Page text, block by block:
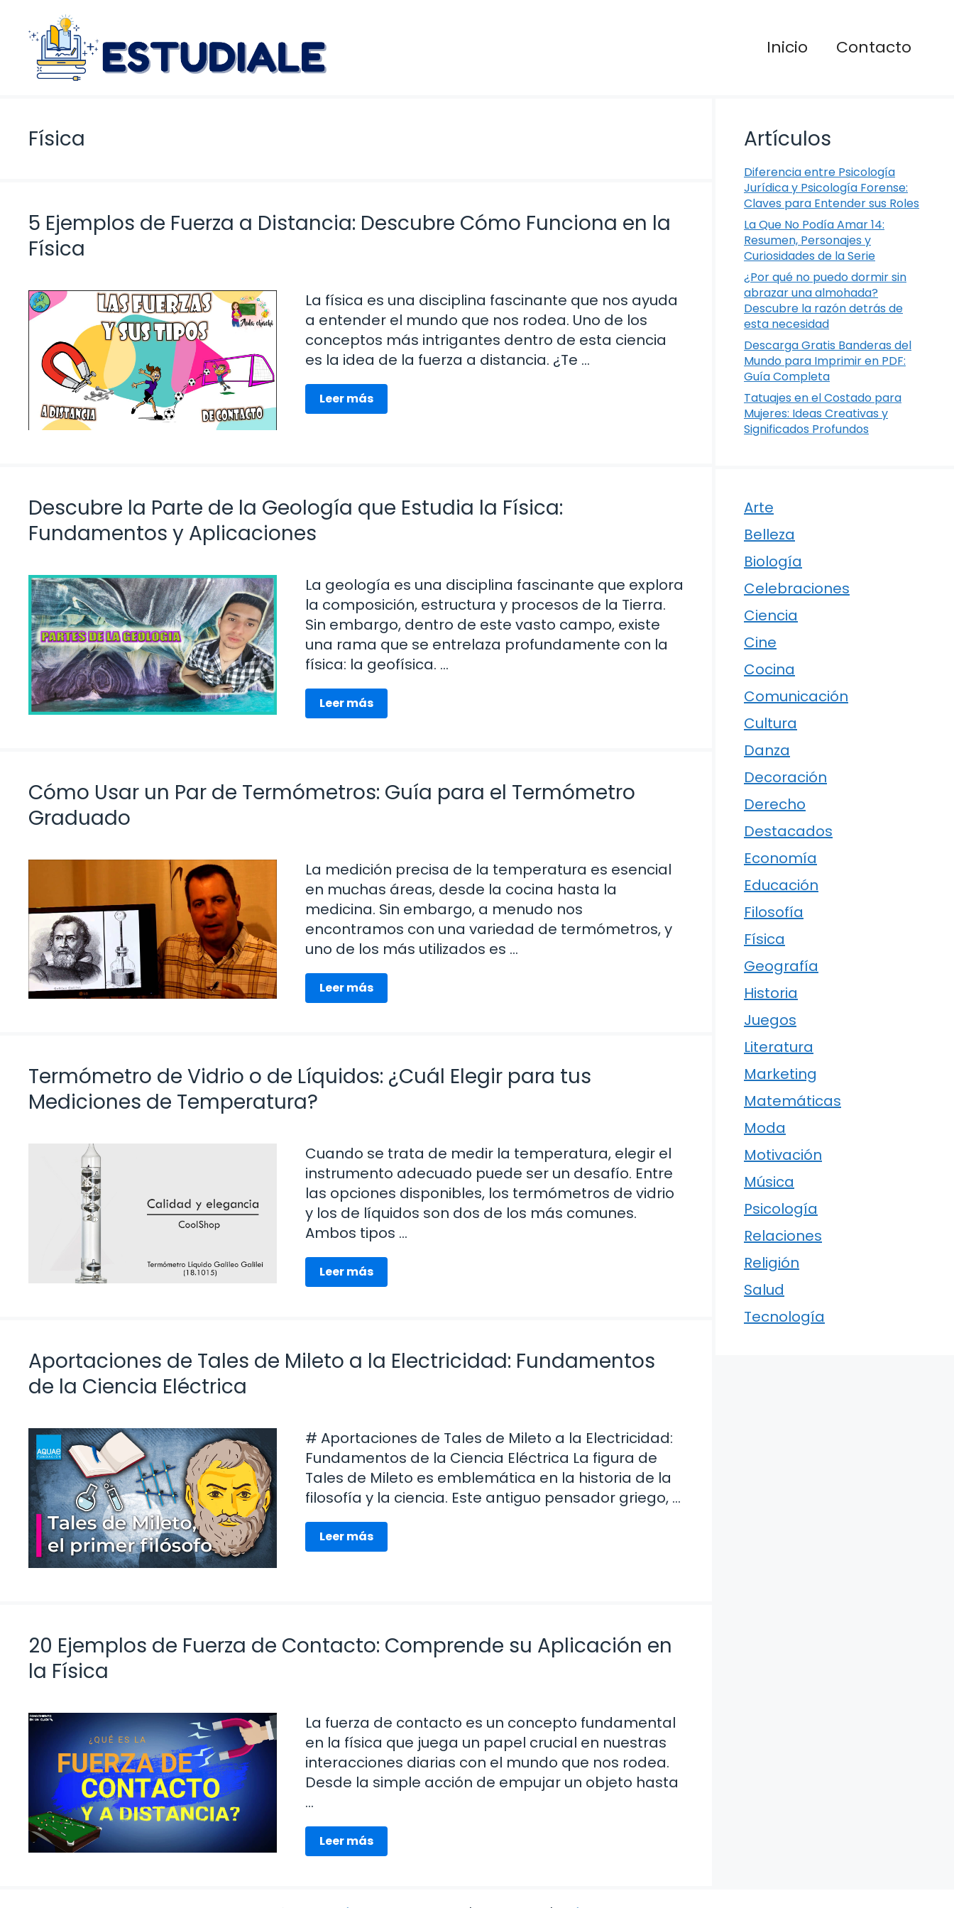
contenido
Inicio Contacto
Física
5 Ejemplos de Fuerza a Distancia: Descubre Cómo Funciona en la
Física
La física es una disciplina fascinante que nos ayuda
a entender el mundo que nos rodea. Uno de los
conceptos más intrigantes dentro de esta ciencia
es la idea de la fuerza a distancia. ¿Te …
Leer más
Descubre la Parte de la Geología que Estudia la Física:
Fundamentos y Aplicaciones
La geología es una disciplina fascinante que explora
la composición, estructura y procesos de la Tierra.
Sin embargo, dentro de este vasto campo, existe
una rama que se entrelaza profundamente con la
física: la geofísica. …
Leer más
Cómo Usar un Par de Termómetros: Guía para el Termómetro
Graduado
La medición precisa de la temperatura es esencial
en muchas áreas, desde la cocina hasta la
medicina. Sin embargo, a menudo nos
encontramos con una variedad de termómetros, y
uno de los más utilizados es …
Leer más
Termómetro de Vidrio o de Líquidos: ¿Cuál Elegir para tus
Mediciones de Temperatura?
Cuando se trata de medir la temperatura, elegir el
instrumento adecuado puede ser un desafío. Entre
las opciones disponibles, los termómetros de vidrio
y los de líquidos son dos de los más comunes.
Ambos tipos …
Leer más
Aportaciones de Tales de Mileto a la Electricidad: Fundamentos
de la Ciencia Eléctrica
# Aportaciones de Tales de Mileto a la Electricidad:
Fundamentos de la Ciencia Eléctrica La figura de
Tales de Mileto es emblemática en la historia de la
filosofía y la ciencia. Este antiguo pensador griego, …
Leer más
20 Ejemplos de Fuerza de Contacto: Comprende su Aplicación en
la Física
La fuerza de contacto es un concepto fundamental
en la física que juega un papel crucial en nuestras
interacciones diarias con el mundo que nos rodea.
Desde la simple acción de empujar un objeto hasta
…
Leer más
Artículos
Diferencia entre Psicología
Jurídica y Psicología Forense:
Claves para Entender sus Roles
La Que No Podía Amar 14:
Resumen, Personajes y
Curiosidades de la Serie
¿Por qué no puedo dormir sin
abrazar una almohada?
Descubre la razón detrás de
esta necesidad
Descarga Gratis Banderas del
Mundo para Imprimir en PDF:
Guía Completa
Tatuajes en el Costado para
Mujeres: Ideas Creativas y
Significados Profundos
Arte
Belleza
Biología
Celebraciones
Ciencia
Cine
Cocina
Comunicación
Cultura
Danza
Decoración
Derecho
Destacados
Economía
Educación
Filosofía
Física
Geografía
Historia
Juegos
Literatura
Marketing
Matemáticas
Moda
Motivación
Música
Psicología
Relaciones
Religión
Salud
Tecnología